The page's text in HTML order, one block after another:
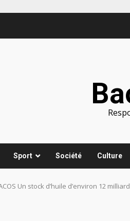
Sport Société Culture
Un stock d’huile d’environ 12